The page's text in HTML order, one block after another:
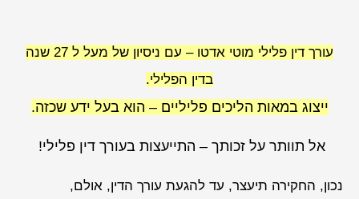
עורך דין פלילי מוטי אדטו – עם ניסיון של מעל ל 27 שנה
בדין הפלילי.
ייצוג במאות הליכים פליליים – הוא בעל ידע שכזה.
אל תוותר על זכותך – התייעצות בעורך דין פלילי!
נכון, החקירה תיעצר, עד להגעת עורך הדין, אולם,